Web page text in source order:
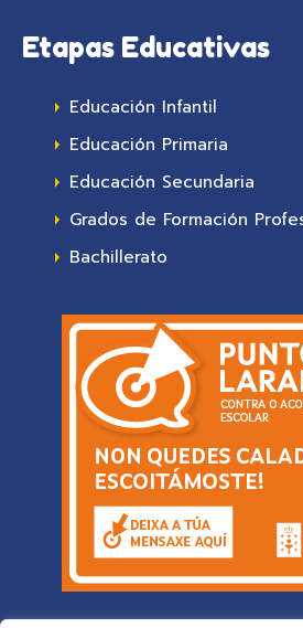
Etapas Educativas
Educación Infantil
Educación Primaria
Educación Secundaria
Grados de Formación
Bachillerato